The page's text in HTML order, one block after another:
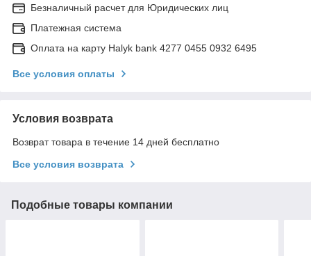
Безналичный расчет для Юридических лиц
Платежная система
Оплата на карту Halyk bank 4277 0455 0932 6495
Все условия оплаты
Условия возврата
Возврат товара в течение 14 дней бесплатно
Все условия возврата
Подобные товары компании